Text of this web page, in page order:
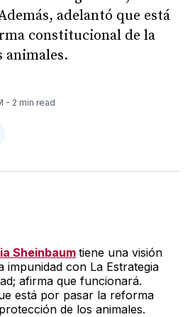
adelantó que está
constitucional de la
animales.
- 2 min read
Sheinbaum tiene una visión
impunidad con La Estrategia
afirma que funcionará.
está por pasar la reforma
de los animales.